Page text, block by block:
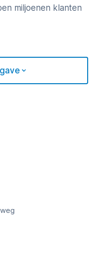
miljoenen klanten